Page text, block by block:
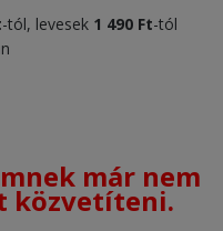
-tól, levesek 1 490 Ft-tól
már nem
közvetíteni.